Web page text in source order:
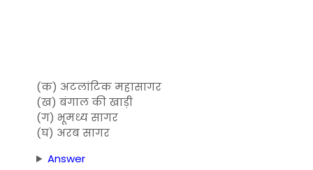
(क) अटलांटिक महासागर
(ख) बंगाल की खाड़ी
(ग) भूमध्य सागर
(घ) अरब सागर
Answer